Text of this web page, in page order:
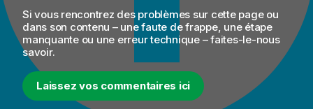
Si vous rencontrez des problèmes sur cette page ou
dans son contenu – une faute de frappe, une étape
manquante ou une erreur technique – faites-le-nous
savoir.
Laissez vos commentaires ici